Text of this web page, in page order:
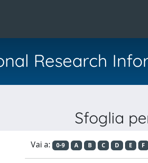
Research
Sfoglia
Vai a: 0-9 A B C D E F